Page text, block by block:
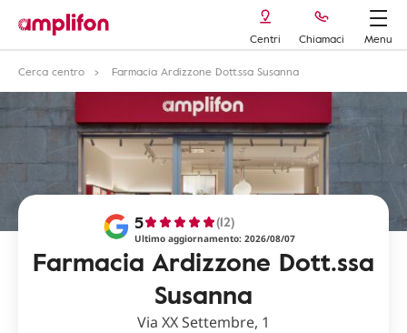
Centri Chiamaci
Menu
Cerca centro
Farmacia Ardizzone Dott.ssa Susanna
Farmacia Ardizzone Dott.ssa
Susanna
5 (12)
Ultimo aggiornamento: 2026/08/07
Via XX Settembre, 1